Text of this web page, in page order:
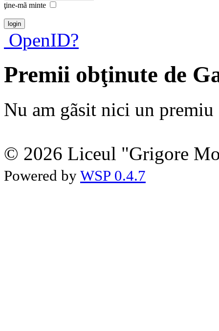
ţine-mã minte
OpenID?
Premii obţinute de
Nu am gãsit nici un premiu
© 2026 Liceul "Grigore
Powered by WSP 0.4.7